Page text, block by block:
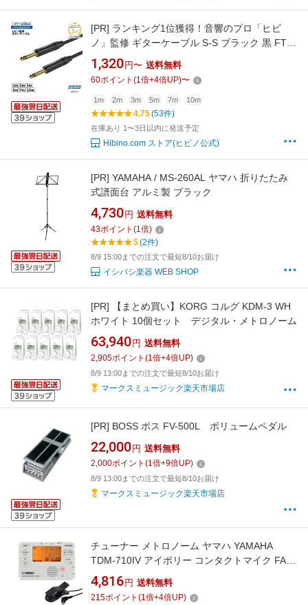
[PR] ランキング1位獲得！音響のプロ「ヒビ
ノ」監修 ギターケーブル S-S ブラック 黒 FT-
CABLE 1m/2m/3m/5m/7/10m | ギターシールド
楽器ケーブル エレキギター ギター エレアコ ベ
ース キーボード アンプ 接続 フォン SS OFC 無
酸素銅 FTケーブル FS-MPB-MPB-BK シールド
ケーブル
1,320 円〜 送料無料
60ポイント (1倍+4倍UP)〜
1m 2m 3m 5m 7m 10m
4.75(53件)
在庫あり 1〜3日以内に発送予定
Hibino.com ストア(ヒビノ公式)
[PR] YAMAHA / MS-260AL ヤマハ 折りたたみ
式譜面台 アルミ製 ブラック
4,730 円 送料無料
43ポイント (1倍)
5(2件)
8/9 15:00までの注文で最短8/10お届け
イシバシ楽器 WEB SHOP
[PR]
【まとめ買い】KORG コルグ KDM-3 WH
ホワイト 10個セット デジタル・メトロノーム
63,940 円 送料無料
2,905ポイント (1倍+4倍UP)
8/9 13:00までの注文で最短8/10お届け
マークスミュージック楽天市場店
[PR] BOSS ボス FV-500L ボリュームペダル
22,000 円 送料無料
2,000ポイント (1倍+9倍UP)
8/9 13:00までの注文で最短8/10お届け
マークスミュージック楽天市場店
チューナー メトロノーム ヤマハ YAMAHA
TDM-710IV アイボリー コンタクトマイク FA-
01M付きセット 吹奏楽 管楽器 弦楽器 ブラスバ
ンド オーケストラ チューナーメトロノーム
4,816 円 送料無料
215ポイント (1倍+4倍UP)